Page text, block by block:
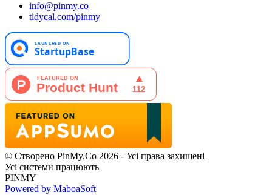
info@pinmy.co
tidycal.com/pinmy
© Створено PinMy.Co 2026 - Усі права захищені
Усі системи працюють
PINMY
Powered by MaboaSoft